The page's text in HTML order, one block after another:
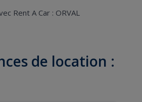
Rent A Car : ORVAL
de location :